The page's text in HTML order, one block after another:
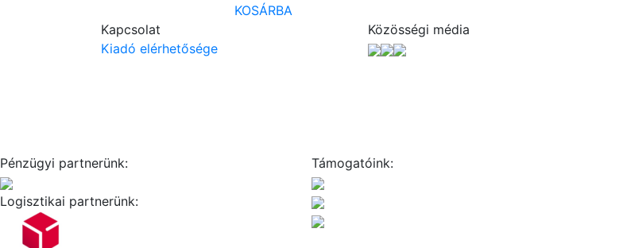
KOSÁRBA
Kapcsolat
Kiadó elérhetősége
Közösségi média
Pénzügyi partnerünk:
Logisztikai partnerünk:
Támogatóink: